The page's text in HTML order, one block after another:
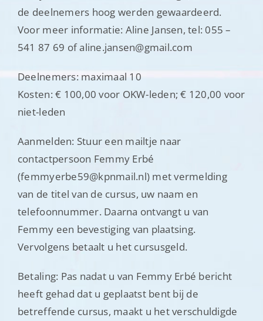
de deelnemers hoog werden gewaardeerd.
Voor meer informatie: Aline Jansen, tel: 055 –
541 87 69 of aline.jansen@gmail.com
Deelnemers: maximaal 10
Kosten: € 100,00 voor OKW-leden; € 120,00 voor
niet-leden
Aanmelden: Stuur een mailtje naar
contactpersoon Femmy Erbé
(femmyerbe59@kpnmail.nl) met vermelding
van de titel van de cursus, uw naam en
telefoonnummer. Daarna ontvangt u van
Femmy een bevestiging van plaatsing.
Vervolgens betaalt u het cursusgeld.
Betaling: Pas nadat u van Femmy Erbé bericht
heeft gehad dat u geplaatst bent bij de
betreffende cursus, maakt u het verschuldigde